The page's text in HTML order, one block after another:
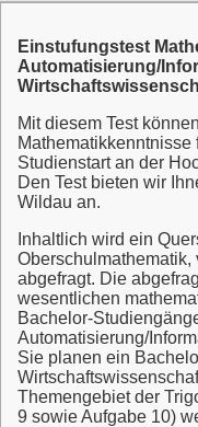
Einstufungstest
Automatisierung/
Mit diesem Test
Studienstart an der
Den Test bieten wir
Wildau an.
Inhaltlich wird ein
Oberschulmathematik,
abgefragt. Die
wesentlichen
Bachelor-
Automatisierung/
Sie planen ein
Themengebiet der
9 sowie Aufgabe 10)